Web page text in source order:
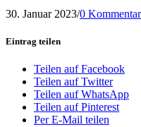
30. Januar 2023/0
Eintrag teilen
Teilen auf Facebook
Teilen auf Twitter
Teilen auf WhatsApp
Teilen auf Pinterest
Per E-Mail teilen